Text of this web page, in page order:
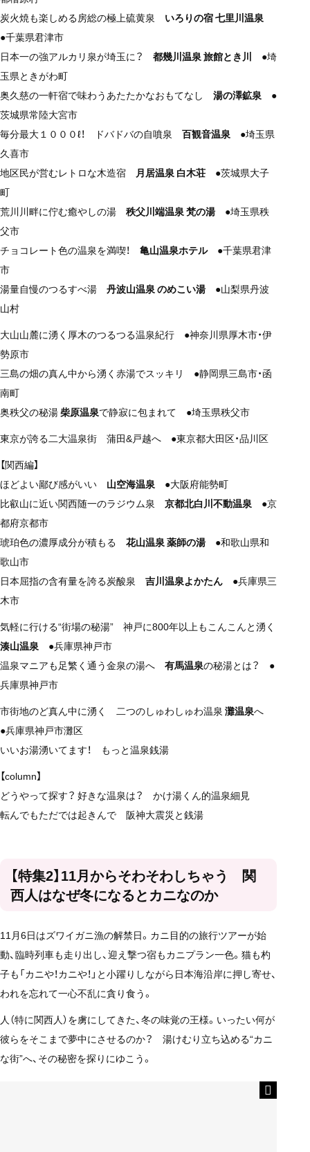
炭火焼も楽しめる房総の極上硫黄泉 いろりの宿 七里川温泉
●千葉県君津市
日本一の強アルカリ泉が埼玉に？ 都幾川温泉 旅館とき川 ●埼
玉県ときがわ町
奥久慈の一軒宿で味わうあたたかなおもてなし 湯の澤鉱泉 ●
茨城県常陸大宮市
毎分最大１０００ℓ！ ドバドバの自噴泉 百観音温泉 ●埼玉県
久喜市
地区民が営むレトロな木造宿 月居温泉 白木荘 ●茨城県大子
町
荒川川畔に佇む癒やしの湯 秩父川端温泉 梵の湯 ●埼玉県秩
父市
チョコレート色の温泉を満喫！ 亀山温泉ホテル●千葉県君津
市
湯量自慢のつるすべ湯 丹波山温泉 のめこい湯 ●山梨県丹波
山村
大山山麓に湧く厚木のつるつる温泉紀行 ●神奈川県厚木市・伊
勢原市
三島の畑の真ん中から湧く赤湯でスッキリ ●静岡県三島市・函
南町
奥秩父の秘湯柴原温泉で静寂に包まれて ●埼玉県秩父市
東京が誇る二大温泉街 蒲田&戸越へ ●東京都大田区・品川区
【関西編】
ほどよい鄙び感がいい 山空海温泉 ●大阪府能勢町
比叡山に近い関西随一のラジウム泉 京都北白川不動温泉 ●京
都府京都市
琥珀色の濃厚成分が積もる 花山温泉 薬師の湯 ●和歌山県和
歌山市
日本屈指の含有量を誇る炭酸泉 吉川温泉よかたん ●兵庫県三
木市
気軽に行ける“街場の秘湯” 神戸に800年以上もこんこんと湧く
湊山温泉 ●兵庫県神戸市
温泉マニアも足繁く通う金泉の湯へ 有馬温泉の秘湯とは？ ●
兵庫県神戸市
市街地のど真ん中に湧く 二つのしゅわしゅわ温泉 灘温泉へ
●兵庫県神戸市灘区
いいお湯湧いてます！ もっと温泉銭湯
【column】
どうやって探す？ 好きな温泉は？ かけ湯くん的温泉細見
転んでもただでは起きんで 阪神大震災と銭湯
【特集2】11月からそわそわしちゃう 関
西人はなぜ冬になるとカニなのか
11月6日はズワイガニ漁の解禁日。カニ目的の旅行ツアーが始
動、臨時列車も走り出し、迎え撃つ宿もカニプラン一色。猫も杓
子も「カニや！カニや！」と小躍りしながら日本海沿岸に押し寄せ、
われを忘れて一心不乱に貪り食う。
人（特に関西人）を虜にしてきた、冬の味覚の王様。いったい何が
彼らをそこまで夢中にさせるのか？ 湯けむり立ち込める“カニ
な街”へ、その秘密を探りにゆこう。